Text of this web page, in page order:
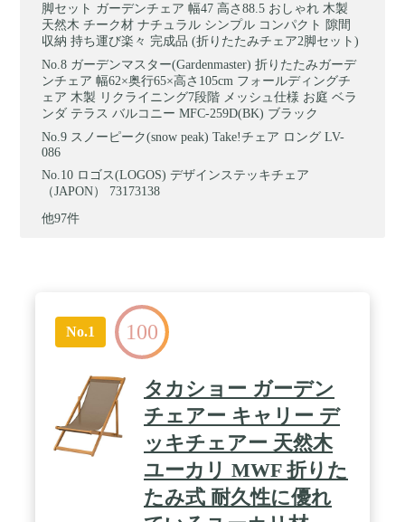
脚セット ガーデンチェア 幅47 高さ88.5 おしゃれ 木製
天然木 チーク材 ナチュラル シンプル コンパクト 隙間
収納 持ち運び楽々 完成品 (折りたたみチェア2脚セット)
ガーデンマスター(Gardenmaster) 折りたたみガーデ
ンチェア 幅62×奥行65×高さ105cm フォールディングチ
ェア 木製 リクライニング7段階 メッシュ仕様 お庭 ベラ
ンダ テラス バルコニー MFC-259D(BK) ブラック
スノーピーク(snow peak) Take!チェア ロング LV-
086
ロゴス(LOGOS) デザインステッキチェア
（JAPON） 73173138
他97件
No.1 100
タカショー ガーデン
チェアー キャリー デ
ッキチェアー 天然木
ユーカリ MWF 折りた
たみ式 耐久性に優れ